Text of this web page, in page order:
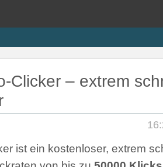
Clicker – extrem
ist ein kostenloser, extrem